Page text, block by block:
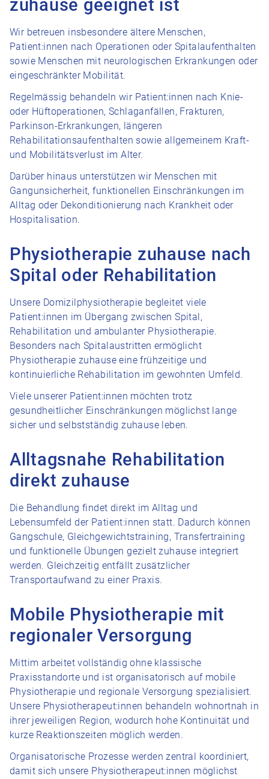
zuhause geeignet ist
Wir betreuen insbesondere ältere Menschen,
Patient:innen nach Operationen oder Spitalaufenthalten
sowie Menschen mit neurologischen Erkrankungen oder
eingeschränkter Mobilität.
Regelmässig behandeln wir Patient:innen nach Knie-
oder Hüftoperationen, Schlaganfällen, Frakturen,
Parkinson-Erkrankungen, längeren
Rehabilitationsaufenthalten sowie allgemeinem Kraft-
und Mobilitätsverlust im Alter.
Darüber hinaus unterstützen wir Menschen mit
Gangunsicherheit, funktionellen Einschränkungen im
Alltag oder Dekonditionierung nach Krankheit oder
Hospitalisation.
Physiotherapie zuhause nach
Spital oder Rehabilitation
Unsere Domizilphysiotherapie begleitet viele
Patient:innen im Übergang zwischen Spital,
Rehabilitation und ambulanter Physiotherapie.
Besonders nach Spitalaustritten ermöglicht
Physiotherapie zuhause eine frühzeitige und
kontinuierliche Rehabilitation im gewohnten Umfeld.
Viele unserer Patient:innen möchten trotz
gesundheitlicher Einschränkungen möglichst lange
sicher und selbstständig zuhause leben.
Alltagsnahe Rehabilitation
direkt zuhause
Die Behandlung findet direkt im Alltag und
Lebensumfeld der Patient:innen statt. Dadurch können
Gangschule, Gleichgewichtstraining, Transfertraining
und funktionelle Übungen gezielt zuhause integriert
werden. Gleichzeitig entfällt zusätzlicher
Transportaufwand zu einer Praxis.
Mobile Physiotherapie mit
regionaler Versorgung
Mittim arbeitet vollständig ohne klassische
Praxisstandorte und ist organisatorisch auf mobile
Physiotherapie und regionale Versorgung spezialisiert.
Unsere Physiotherapeut:innen behandeln wohnortnah in
ihrer jeweiligen Region, wodurch hohe Kontinuität und
kurze Reaktionszeiten möglich werden.
Organisatorische Prozesse werden zentral koordiniert,
damit sich unsere Physiotherapeut:innen möglichst